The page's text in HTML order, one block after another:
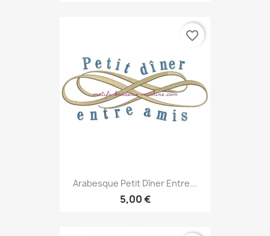
Arabesque Petit Dîner Entre...
5,00 €
favorite_border